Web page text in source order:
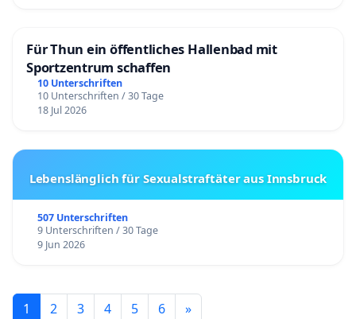
Für Thun ein öffentliches Hallenbad mit
Sportzentrum schaffen
10 Unterschriften
10 Unterschriften / 30 Tage
18 Jul 2026
Lebenslänglich für Sexualstraftäter aus Innsbruck
507 Unterschriften
9 Unterschriften / 30 Tage
9 Jun 2026
1 2 3 4 5 6 »